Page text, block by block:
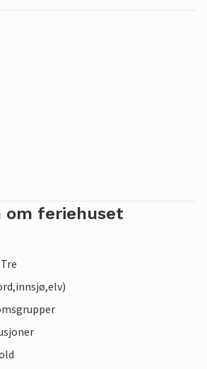
om feriehuset